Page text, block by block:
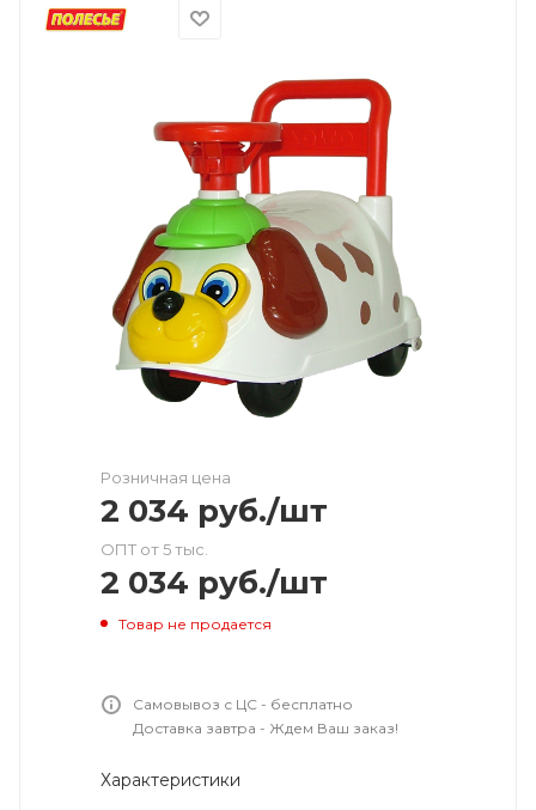
Розничная цена
2 034 руб./шт
ОПТ от 5 тыс.
2 034 руб./шт
Товар не продается
Самовывоз с ЦС - бесплатно
Доставка завтра - Ждем Ваш заказ!
Характеристики